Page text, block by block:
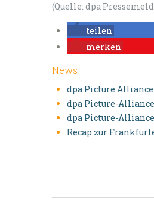
(Quelle: dpa
teilen
merken
News
dpa Picture
dpa Picture-
dpa Picture-
Recap zur